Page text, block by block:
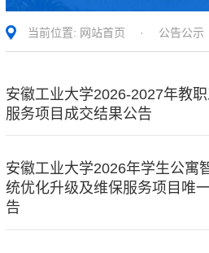
当前位置: 网站首页 · 公告公示
安徽工业大学2026-2027年教
服务项目成交结果公告
安徽工业大学2026年学生公寓
统优化升级及维保服务项目唯
告